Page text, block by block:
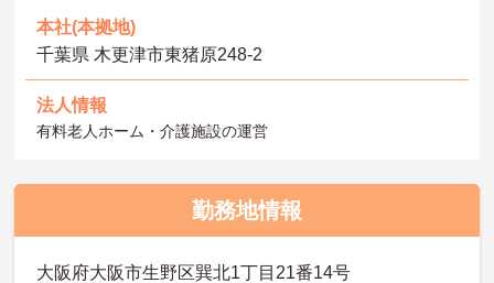
本社(本拠地)
千葉県 木更津市東猪原248-2
法人情報
有料老人ホーム・介護施設の運営
勤務地情報
大阪府大阪市生野区巽北1丁目21番14号